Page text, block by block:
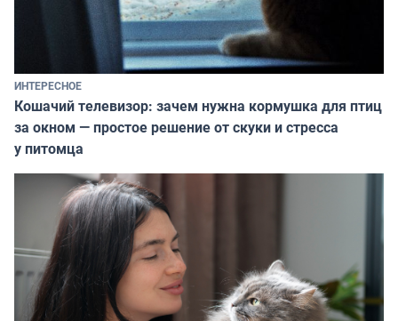
ИНТЕРЕСНОЕ
Кошачий телевизор: зачем нужна кормушка для птиц
за окном — простое решение от скуки и стресса
у питомца